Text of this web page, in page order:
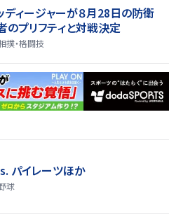
ディージャーが８月28日の防衛
プリフティと対戦決定
撲・格闘技
パイレーツほか
球